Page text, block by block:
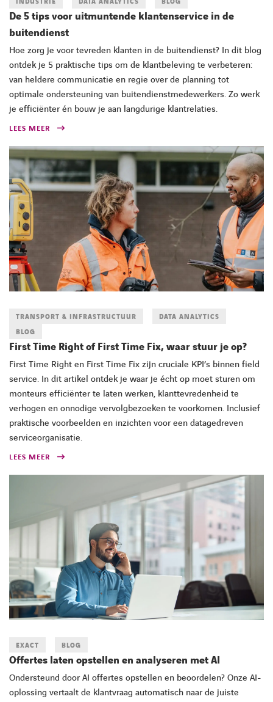
LINKEDINYOUTUBEFACEBOOKTWITTER
De 5 tips voor uitmuntende klantenservice in de
buitendienst
Hoe zorg je voor tevreden klanten in de buitendienst? In dit blog
ontdek je 5 praktische tips om de klantbeleving te verbeteren:
van heldere communicatie en regie over de planning tot
optimale ondersteuning van buitendienstmedewerkers. Zo werk
je efficiënter én bouw je aan langdurige klantrelaties.
LEES MEER
TRANSPORT & INFRASTRUCTUUR
DATA ANALYTICS
BLOG
First Time Right of First Time Fix, waar stuur je op?
First Time Right en First Time Fix zijn cruciale KPI’s binnen field
service. In dit artikel ontdek je waar je écht op moet sturen om
monteurs efficiënter te laten werken, klanttevredenheid te
verhogen en onnodige vervolgbezoeken te voorkomen. Inclusief
praktische voorbeelden en inzichten voor een datagedreven
serviceorganisatie.
LEES MEER
EXACT BLOG
Offertes laten opstellen en analyseren met AI
Ondersteund door AI offertes opstellen en beoordelen? Onze AI-
oplossing vertaalt de klantvraag automatisch naar de juiste